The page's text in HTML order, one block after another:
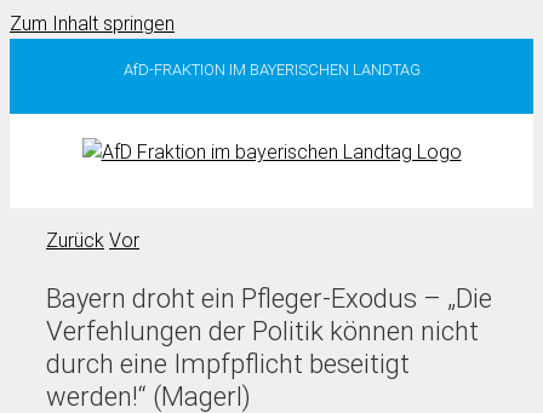
Zum Inhalt springen
AfD-FRAKTION IM BAYERISCHEN LANDTAG
Zurück Vor
Bayern droht ein Pfleger-Exodus – „Die
Verfehlungen der Politik können nicht
durch eine Impfpflicht beseitigt
werden!“ (Magerl)